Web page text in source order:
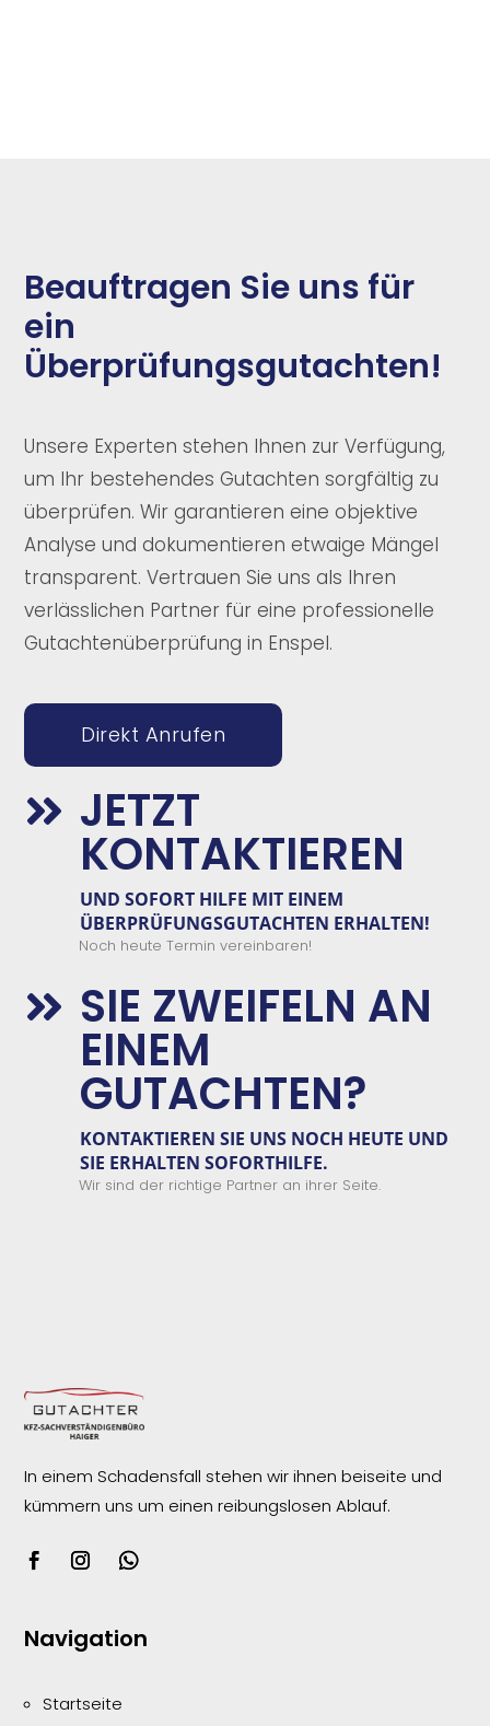
Beauftragen Sie uns für
ein
Überprüfungsgutachten!
Unsere Experten stehen Ihnen zur Verfügung,
um Ihr bestehendes Gutachten sorgfältig zu
überprüfen. Wir garantieren eine objektive
Analyse und dokumentieren etwaige Mängel
transparent. Vertrauen Sie uns als Ihren
verlässlichen Partner für eine professionelle
Gutachtenüberprüfung in Enspel.
Direkt Anrufen
 JETZT
KONTAKTIEREN
UND SOFORT HILFE MIT EINEM
ÜBERPRÜFUNGSGUTACHTEN ERHALTEN!
Noch heute Termin vereinbaren!
 SIE ZWEIFELN AN
EINEM
GUTACHTEN?
KONTAKTIEREN SIE UNSNOCH HEUTE UND
SIE ERHALTEN SOFORTHILFE.
Wir sind der richtige Partner an ihrer Seite.
In einem Schadensfall stehen wir ihnen beiseite und
kümmern uns um einen reibungslosenAblauf.
Navigation
Startseite